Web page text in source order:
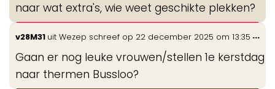
naar wat extra's, wie weet geschikte plekken?
v28M31 uit Wezep schreef op 22 december 2025 om 13:35
Gaan er nog leuke vrouwen/stellen 1e kerstdag
naar thermen Bussloo?
...